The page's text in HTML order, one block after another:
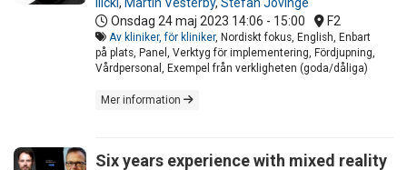
Onsdag 24 maj 2023 14:06 - 15:00 F2
Av kliniker, för kliniker, Nordiskt fokus, English, Enbart
på plats, Panel, Verktyg för implementering, Fördjupning,
Vårdpersonal, Exempel från verkligheten (goda/dåliga)
Mer information
Six years experience with mixed reality